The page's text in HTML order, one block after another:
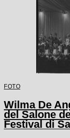
FOTO
Wilma De
del Salone
Festival di